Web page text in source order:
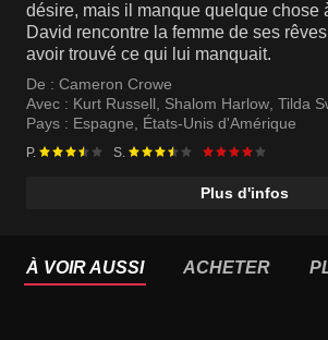
désire, mais il manque quelque chose
David rencontre la femme de ses
avoir trouvé ce qui lui manquait.
De : Cameron Crowe
Avec : Kurt Russell, Shalom Harlow, Tilda
Pays : Espagne, États-Unis d'Amérique
P. S.
Plus d'infos
À VOIR AUSSI ACHETER